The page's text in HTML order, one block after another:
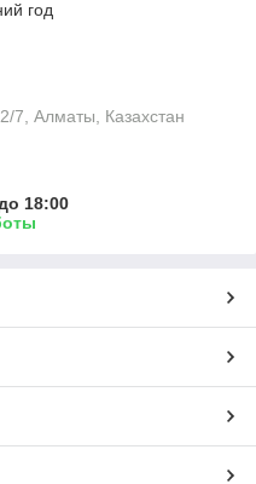
год
7, Алматы, Казахстан
18:00